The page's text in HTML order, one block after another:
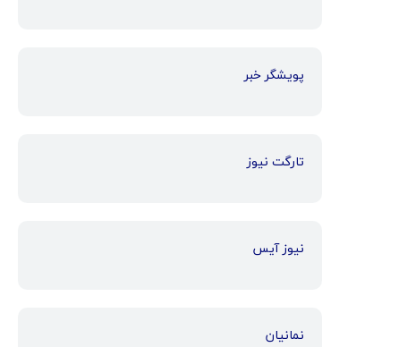
پویشگر خبر
تارگت نیوز
نیوز آیس
نمانیان